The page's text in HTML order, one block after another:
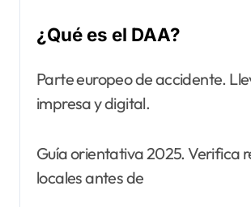
¿Qué es el DAA?
Parte europeo de accidente.
impresa y digital.
Guía orientativa 2025. Verifica
locales antes de